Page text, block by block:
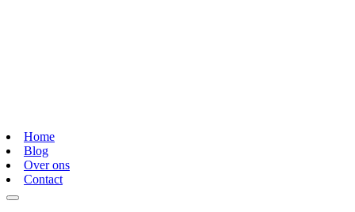
Home
Blog
Over ons
Contact